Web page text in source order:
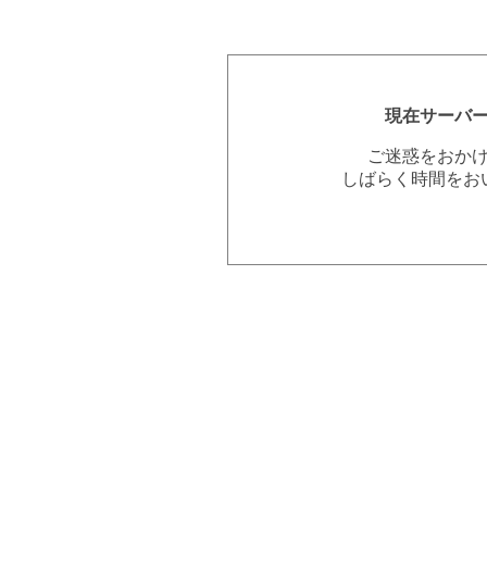
現在サーバ
ご迷惑をおか
しばらく時間を